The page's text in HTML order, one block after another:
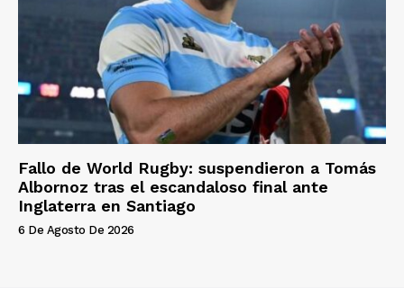
Fallo de World Rugby: suspendieron a Tomás
Albornoz tras el escandaloso final ante
Inglaterra en Santiago
6 De Agosto De 2026